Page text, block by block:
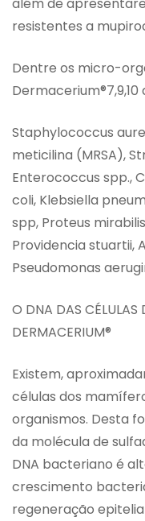
resistentes a
Dentre os micro-
Staphylococcus
meticilina (MRSA),
Enterococcus spp.,
coli, Klebsiella
spp, Proteus
Providencia stuartii,
Pseudomonas
O DNA DAS CÉLULAS
DERMACERIUM®
Existem,
células dos
organismos. Desta
da molécula de
DNA bacteriano é
crescimento
regeneração